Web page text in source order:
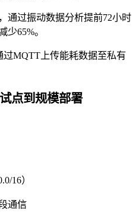
通过振动数据分析提前72小时
65%。
过MQTT上传能耗数据至私有
点到规模部署
16）
通信